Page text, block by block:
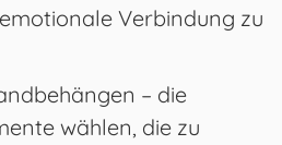
Verbindung zu
– die
wählen, die zu